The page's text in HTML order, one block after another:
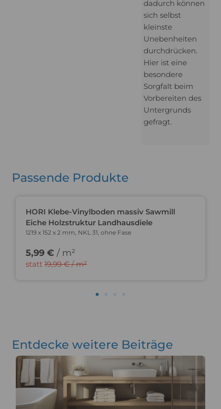
dadurch können
sich selbst
kleinste
Unebenheiten
durchdrücken.
Hier ist eine
besondere
Sorgfalt beim
Vorbereiten des
Untergrunds
gefragt.
Passende Produkte
HORI Klebe-Vinylboden massiv Sawmill
Eiche Holzstruktur Landhausdiele
1219 x 152 x 2 mm, NKL 31, ohne Fase
5,99 € / m²
statt 19,99 € / m²
Entdecke weitere Beiträge